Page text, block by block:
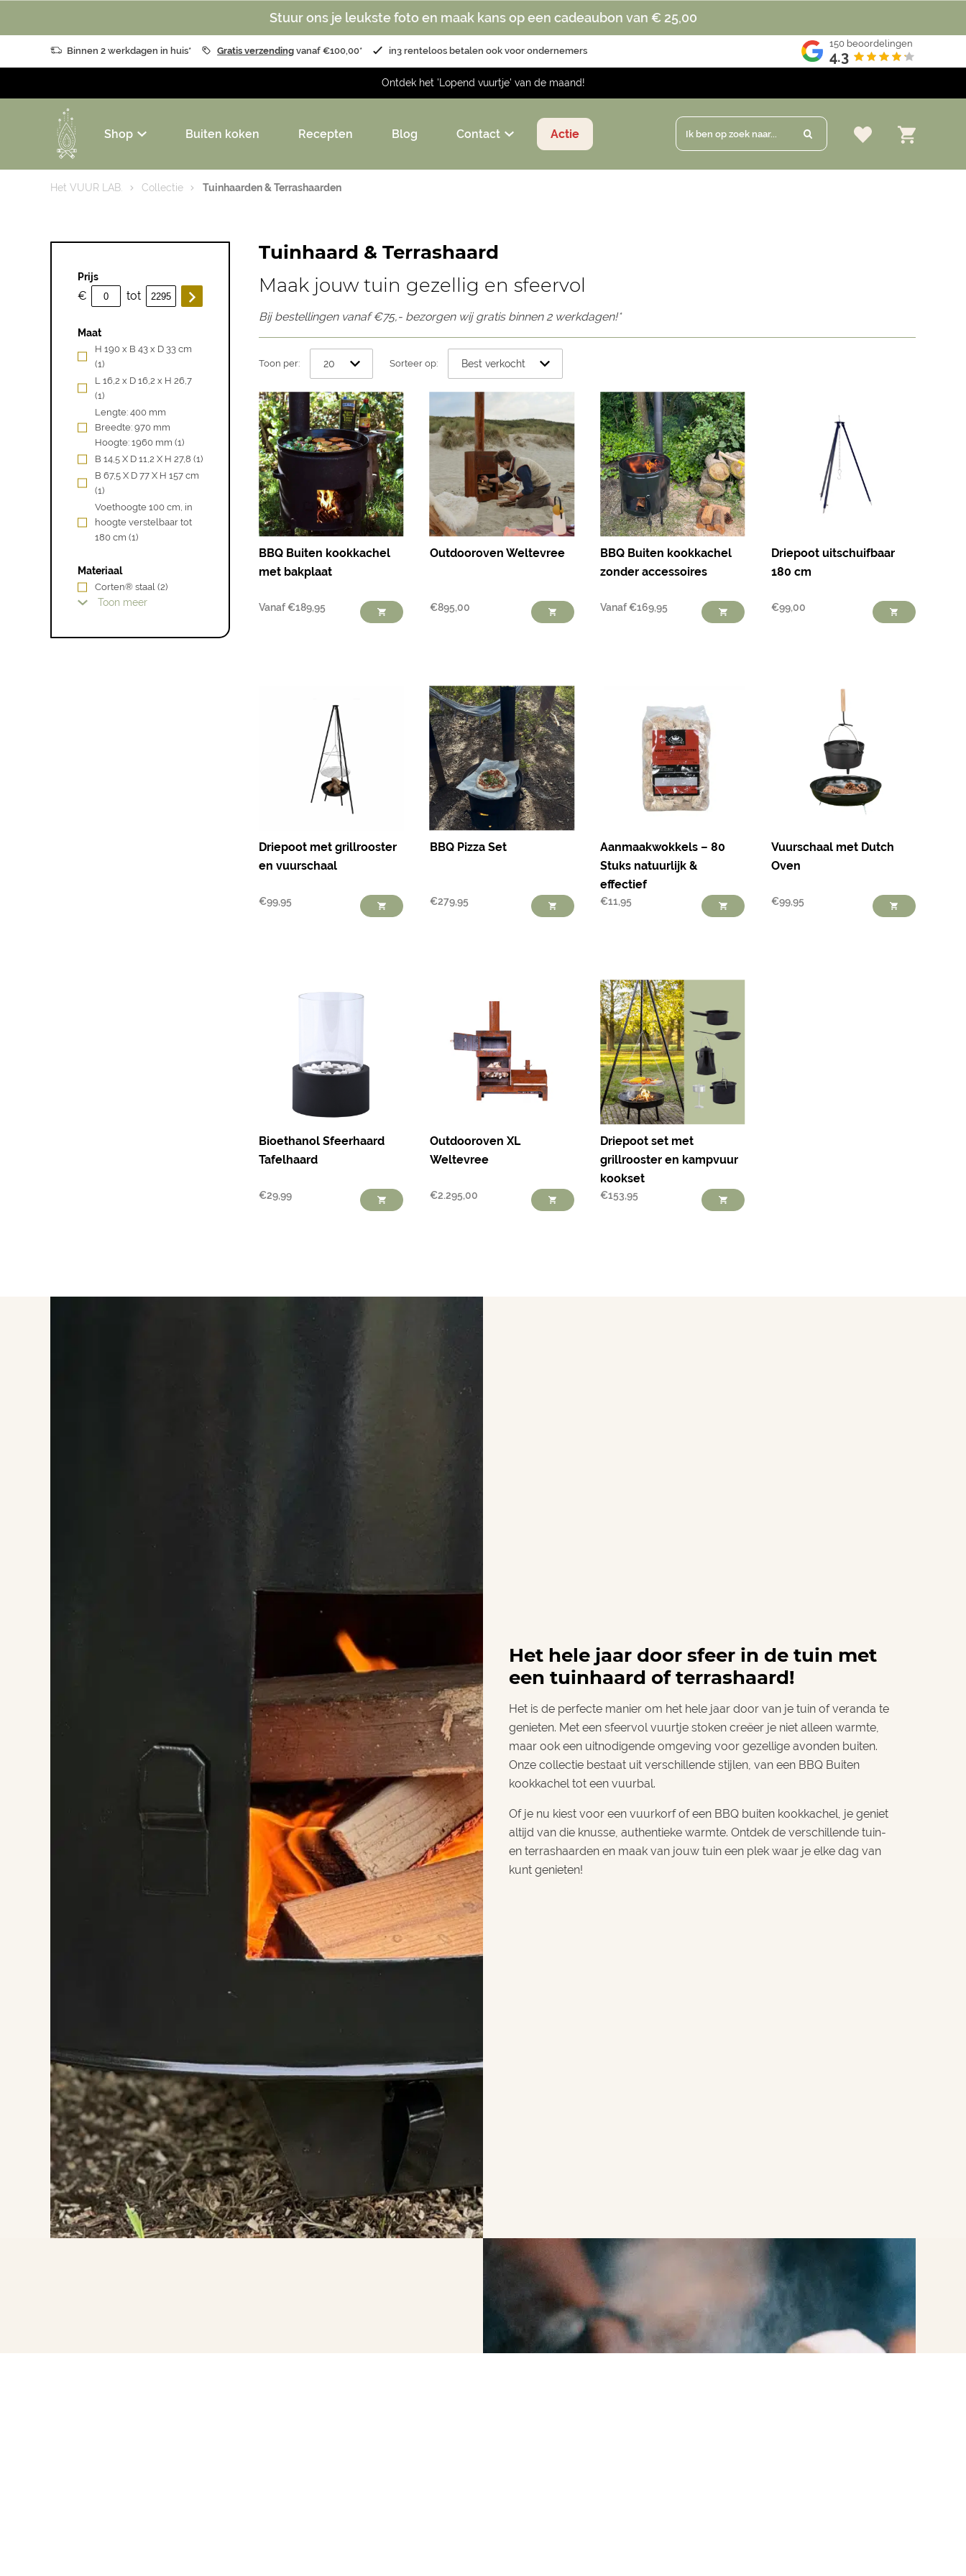
Stuur ons je leukste foto en maak kans op een cadeaubon van € 25,00
Binnen 2 werkdagen in huis* Gratis verzending vanaf €100,00* in3 renteloos betalen ook voor ondernemers
150beoordelingen
4.3
Ontdek het 'Lopend vuurtje' van de maand!
Shop Buiten koken Recepten Blog Contact Actie Ik ben op zoek naar...
Het VUUR LAB. Collectie Tuinhaarden & Terrashaarden
Prijs
€ tot
Maat
H 190 x B 43 x D 33 cm
(1)
L 16,2 x D 16,2 x H 26,7
(1)
Lengte: 400 mm
Breedte: 970 mm
Hoogte: 1960 mm (1)
B 14,5 X D 11,2 X H 27,8 (1)
B 67,5 X D 77 X H 157 cm
(1)
Voethoogte 100 cm, in
hoogte verstelbaar tot
180 cm (1)
Materiaal
Corten® staal (2)
Toon meer
Tuinhaard & Terrashaard
Maak jouw tuin gezellig en sfeervol
Bij bestellingen vanaf €75,- bezorgen wij gratis binnen 2 werkdagen!*
Toon per: Sorteer op:
BBQ Buiten kookkachel
met bakplaat
Vanaf€189,95
Outdooroven Weltevree
€895,00
BBQ Buiten kookkachel
zonder accessoires
Vanaf€169,95
Driepoot uitschuifbaar
180 cm
€99,00
Driepoot met grillrooster
en vuurschaal
€99,95
BBQ Pizza Set
€279,95
Aanmaakwokkels – 80
Stuks natuurlijk &
effectief
€11,95
Vuurschaal met Dutch
Oven
€99,95
Bioethanol Sfeerhaard
Tafelhaard
€29,99
Outdooroven XL
Weltevree
€2.295,00
Driepoot set met
grillrooster en kampvuur
kookset
€153,95
Het hele jaar door sfeer in de tuin met
een tuinhaard of terrashaard!
Het is de perfecte manier om het hele jaar door van je tuin of veranda te
genieten. Met een sfeervol vuurtje stoken creëer je niet alleen warmte,
maar ook een uitnodigende omgeving voor gezellige avonden buiten.
Onze collectie bestaat uit verschillende stijlen, van een BBQ Buiten
kookkachel tot een vuurbal.
Of je nu kiest voor een vuurkorf of een BBQ buiten kookkachel, je geniet
altijd van die knusse, authentieke warmte. Ontdek de verschillende tuin-
en terrashaarden en maak van jouw tuin een plek waar je elke dag van
kunt genieten!